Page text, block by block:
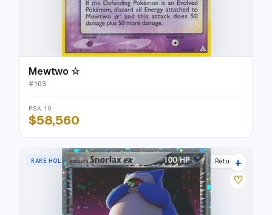
Mewtwo ☆
#103
PSA 10
$58,560
RARE HOLO EX Team Rocket Returns
+
♡